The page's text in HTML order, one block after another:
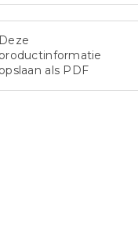
Deze
opslaan als PDF